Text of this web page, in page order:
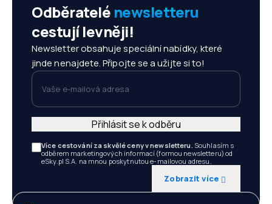
Odběratelé newsletteru
cestují levněji!
Newsletter obsahuje speciální nabídky, které
jinde nenajdete. Připojte se a užijte si to!
Vaše e-mailová adresa
Více cestování za skvělé ceny v newsletteru. Souhlasím s
odběrem marketingových informací (formou newsletteru) od
eSky.pl S.A. na mnou poskytnutou e-mailovou adresu.
Zobrazit více
Přihlásit se k odběru